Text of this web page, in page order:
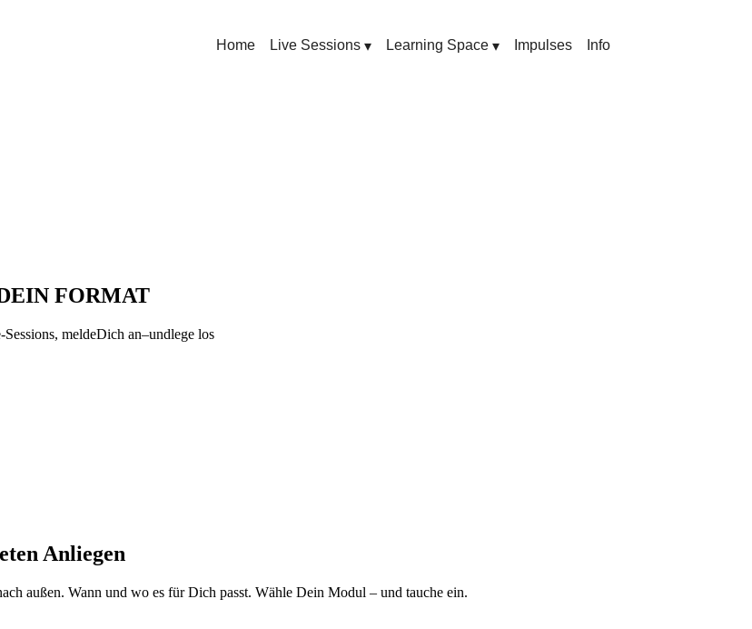
Home Live Sessions ▾ Learning Space ▾ Impulses
Info
FORMAT
meldeDich an–undlege los
Anliegen
außen. Wann und wo es für Dich passt. Wähle Dein Modul – und tauche ein.